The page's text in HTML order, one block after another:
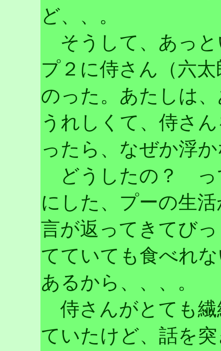
ど、、。
そうして、あっと
プ２に侍さん（六
のった。あたしは
うれしくて、侍さ
ったら、なぜか浮
どうしたの？ っ
にした、プーの生
言が返ってきてび
てていても食べれ
あるから、、、。
侍さんがとても繊
ていたけど、話を